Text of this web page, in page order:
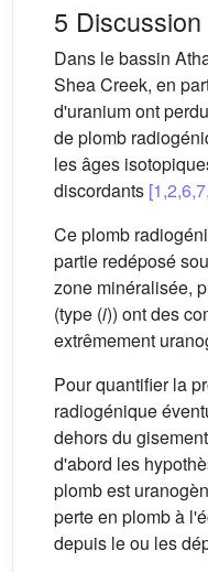
5 Discussion
Dans le bassin
Shea Creek, en
d'uranium ont
de plomb
les âges
discordants
Ce plomb
partie redéposé
zone minéralisée,
(type (i)) ont des
extrêmement
Pour quantifier la
radiogénique
dehors du
d'abord les
plomb est
perte en plomb à
depuis le ou les